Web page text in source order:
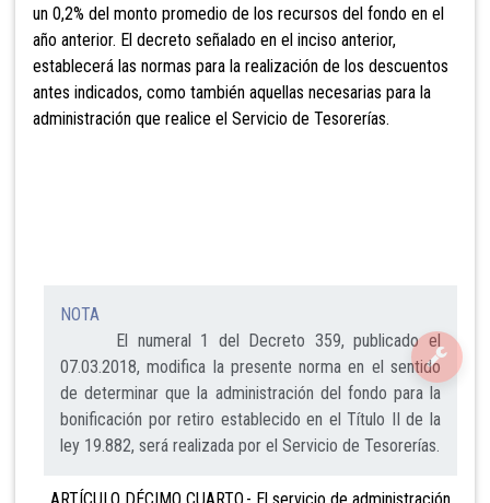
un 0,2% del monto promedio de los recursos del fondo en el
año anterior. El decreto señalado en el inciso anterior,
establecerá las normas para la realización de los descuentos
antes indicados, como también aquellas necesarias para la
administración que realice el Servicio de Tesorerías.
NOTA
El numeral 1 del Decreto 359, publicado el
07.03.2018, modifica la presente norma en el sentido
de determinar que la administración del fondo para la
bonificación por retiro establecido en el Título II de la
ley 19.882, será realizada por el Servicio de Tesorerías.